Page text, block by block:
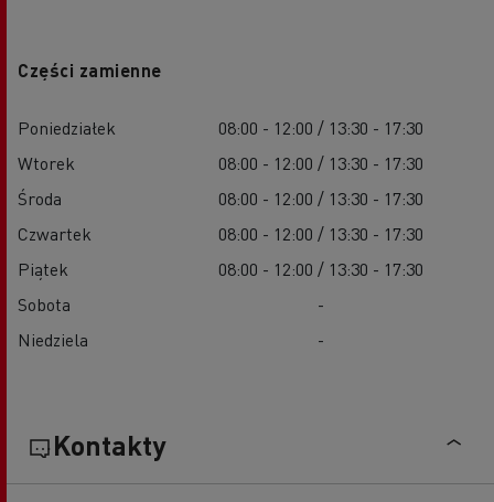
Części zamienne
Poniedziałek
08:00 - 12:00 / 13:30 - 17:30
Wtorek
08:00 - 12:00 / 13:30 - 17:30
Środa
08:00 - 12:00 / 13:30 - 17:30
Czwartek
08:00 - 12:00 / 13:30 - 17:30
Piątek
08:00 - 12:00 / 13:30 - 17:30
Sobota
-
Niedziela
-
Kontakty